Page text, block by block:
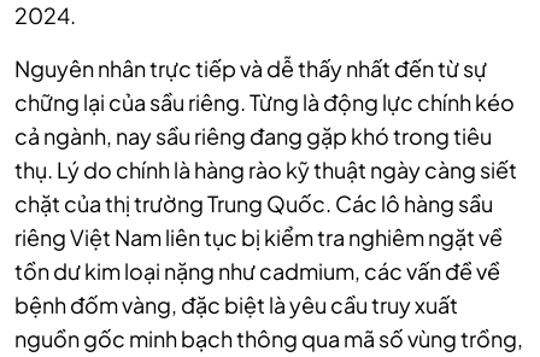
2024.
Nguyên nhân trực tiếp và dễ thấy nhất đến từ sự
chững lại của sầu riêng. Từng là động lực chính kéo
cả ngành, nay sầu riêng đang gặp khó trong tiêu
thụ. Lý do chính là hàng rào kỹ thuật ngày càng siết
chặt của thị trường Trung Quốc. Các lô hàng sầu
riêng Việt Nam liên tục bị kiểm tra nghiêm ngặt về
tồn dư kim loại nặng như cadmium, các vấn đề về
bệnh đốm vàng, đặc biệt là yêu cầu truy xuất
nguồn gốc minh bạch thông qua mã số vùng trồng,